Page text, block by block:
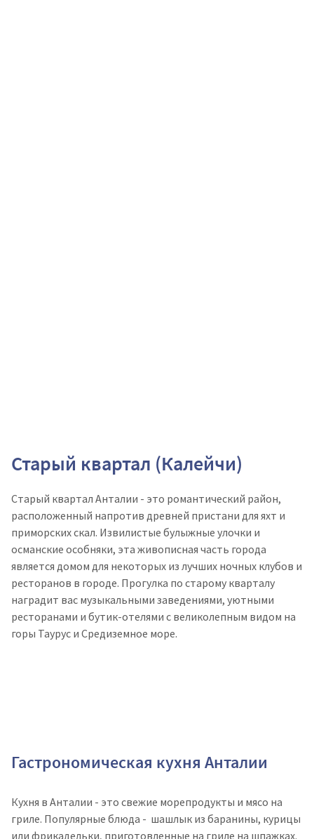
Старый квартал (Калейчи)
Старый квартал Анталии - это романтический район,
расположенный напротив древней пристани для яхт и
приморских скал. Извилистые булыжные улочки и
османские особняки, эта живописная часть города
является домом для некоторых из лучших ночных клубов и
ресторанов в городе. Прогулка по старому кварталу
наградит вас музыкальными заведениями, уютными
ресторанами и бутик-отелями с великолепным видом на
горы Таурус и Средиземное море.
Гастрономическая кухня Анталии
Кухня в Анталии - это свежие морепродукты и мясо на
гриле. Популярные блюда - шашлык из баранины, курицы
или фрикадельки, приготовленные на гриле на шпажках.